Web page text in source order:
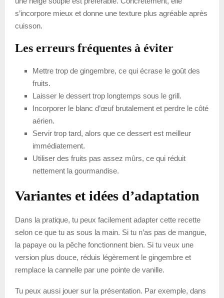
s’incorpore mieux et donne une texture plus agréable après
cuisson.
Les erreurs fréquentes à éviter
Mettre trop de gingembre, ce qui écrase le goût des
fruits.
Laisser le dessert trop longtemps sous le grill.
Incorporer le blanc d’œuf brutalement et perdre le côté
aérien.
Servir trop tard, alors que ce dessert est meilleur
immédiatement.
Utiliser des fruits pas assez mûrs, ce qui réduit
nettement la gourmandise.
Variantes et idées d’adaptation
Dans la pratique, tu peux facilement adapter cette recette
selon ce que tu as sous la main. Si tu n’as pas de mangue,
la papaye ou la pêche fonctionnent bien. Si tu veux une
version plus douce, réduis légèrement le gingembre et
remplace la cannelle par une pointe de vanille.
Tu peux aussi jouer sur la présentation. Par exemple, dans